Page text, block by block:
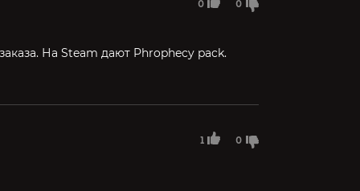
0 0
На Steam дают Phrophecy pack.
1 0